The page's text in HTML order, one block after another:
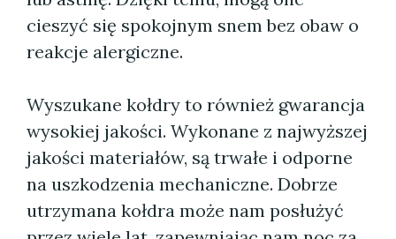
cieszyć się spokojnym snem bez obaw o
reakcje alergiczne.
Wyszukane kołdry to również gwarancja
wysokiej jakości. Wykonane z najwyższej
jakości materiałów, są trwałe i odporne
na uszkodzenia mechaniczne. Dobrze
utrzymana kołdra może nam posłużyć